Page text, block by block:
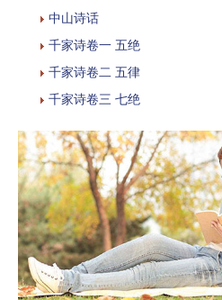
中山诗话
千家诗卷一 五绝
千家诗卷二 五律
千家诗卷三 七绝